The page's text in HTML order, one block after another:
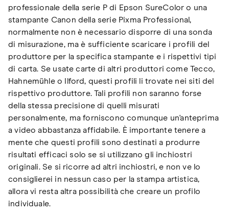
professionale della serie P di Epson SureColor o una
stampante Canon della serie Pixma Professional,
normalmente non è necessario disporre di una sonda
di misurazione, ma è sufficiente scaricare i profili del
produttore per la specifica stampante e i rispettivi tipi
di carta. Se usate carte di altri produttori come Tecco,
Hahnemühle o Ilford, questi profili li trovate nei siti del
rispettivo produttore. Tali profili non saranno forse
della stessa precisione di quelli misurati
personalmente, ma forniscono comunque un'anteprima
a video abbastanza affidabile. È importante tenere a
mente che questi profili sono destinati a produrre
risultati efficaci solo se si utilizzano gli inchiostri
originali. Se si ricorre ad altri inchiostri, e non ve lo
consiglierei in nessun caso per la stampa artistica,
allora vi resta altra possibilità che creare un profilo
individuale.